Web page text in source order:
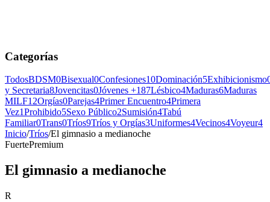
Categorías
TodosBDSM0Bisexual0Confesiones10Dominación5Exhibicionismo
y Secretaria8Jovencitas0Jóvenes +187Lésbico4Maduras6Maduras
MILF12Orgías0Parejas4Primer Encuentro4Primera
Vez1Prohibido5Sexo Público2Sumisión4Tabú
Familiar0Trans0Tríos9Tríos y Orgías3Uniformes4Vecinos4Voyeur4
Inicio/Tríos/El gimnasio a medianoche
FuertePremium
El gimnasio a medianoche
R